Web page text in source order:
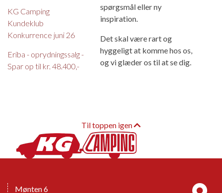
KG Camping
Kundeklub
Konkurrence juni 26
Eriba - oprydningssalg -
Spar op til kr. 48.400,-
spørgsmål eller ny
inspiration.
Det skal være rart og
hyggeligt at komme hos os,
og vi glæder os til at se dig.
Til toppen igen
Mønten 6